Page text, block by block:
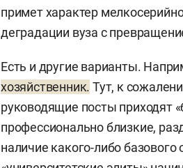
примет характер
деградации вуза с
Есть и другие варианты.
хозяйственник. Тут, к
руководящие посты приходят
профессионально близкие,
наличие какого-либо